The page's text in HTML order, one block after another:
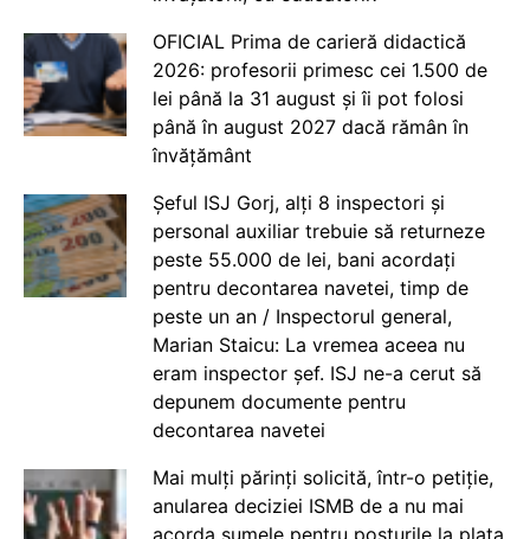
OFICIAL Prima de carieră didactică
2026: profesorii primesc cei 1.500 de
lei până la 31 august și îi pot folosi
până în august 2027 dacă rămân în
învățământ
Șeful ISJ Gorj, alți 8 inspectori și
personal auxiliar trebuie să returneze
peste 55.000 de lei, bani acordați
pentru decontarea navetei, timp de
peste un an / Inspectorul general,
Marian Staicu: La vremea aceea nu
eram inspector șef. ISJ ne-a cerut să
depunem documente pentru
decontarea navetei
Mai mulți părinți solicită, într-o petiție,
anularea deciziei ISMB de a nu mai
acorda sumele pentru posturile la plata